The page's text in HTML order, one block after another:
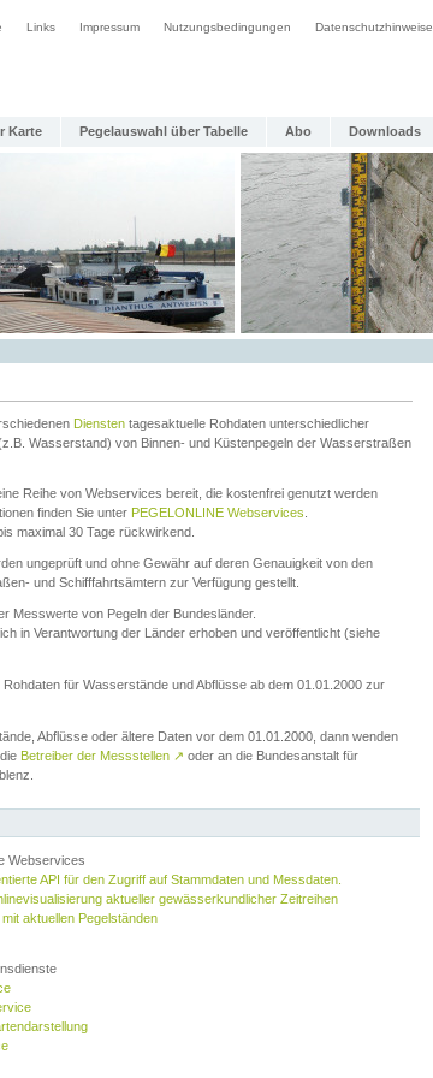
Links Impressum Nutzungsbedingungen Datenschutzhinweise
Karte Pegelauswahl über Tabelle Abo Downloads
Diensten tagesaktuelle Rohdaten unterschiedlicher
Wasserstand) von Binnen- und Küstenpegeln der Wasserstraßen
Reihe von Webservices bereit, die kostenfrei genutzt werden
finden Sie unter PEGELONLINE Webservices
maximal 30 Tage rückwirkend.
ungeprüft und ohne Gewähr auf deren Genauigkeit von den
und Schifffahrtsämtern zur Verfügung gestellt.
Messwerte von Pegeln der Bundesländer.
in Verantwortung der Länder erhoben und veröffentlicht (siehe
für Wasserstände und Abflüsse ab dem 01.01.2000 zur
Abflüsse oder ältere Daten vor dem 01.01.2000, dann wenden
Betreiber der Messstellen ↗ oder an die Bundesanstalt für
Webservices
API für den Zugriff auf Stammdaten und Messdaten.
aktueller gewässerkundlicher Zeitreihen
aktuellen Pegelständen